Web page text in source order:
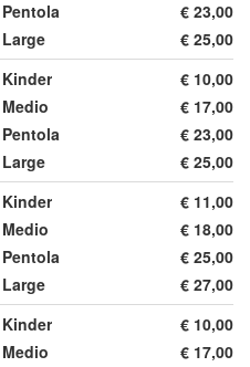
Pentola
€ 23,00
Large
€ 25,00
Kinder
€ 10,00
Medio
€ 17,00
Pentola
€ 23,00
Large
€ 25,00
Kinder
€ 11,00
Medio
€ 18,00
Pentola
€ 25,00
Large
€ 27,00
Kinder
€ 10,00
Medio
€ 17,00